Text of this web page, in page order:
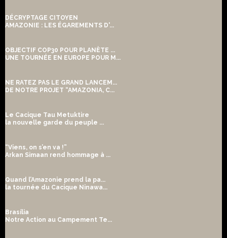
DÉCRYPTAGE CITOYEN
AMAZONIE : LES ÉGAREMENTS D'...
OBJECTIF COP30 POUR PLANÈTE ...
UNE TOURNÉE EN EUROPE POUR M...
NE RATEZ PAS LE GRAND LANCEM...
DE NOTRE PROJET “AMAZONIA, C...
Le Cacique Tau Metuktire
la nouvelle garde du peuple ...
“Viens, on s’en va !”
Arkan Simaan rend hommage à ...
Quand l’Amazonie prend la pa...
la tournée du Cacique Ninawa...
Brasília
Notre Action au Campement Te...